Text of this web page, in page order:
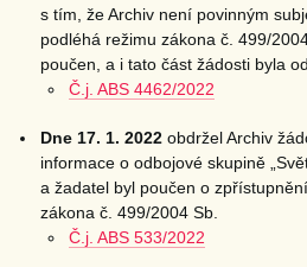
s tím, že Archiv není povinným
podléhá režimu zákona č. 499/
poučen, a i tato část žádosti byla
Č.j. ABS 4462/2022
Dne 17. 1. 2022obdržel Archiv
informace o odbojové skupině
a žadatel byl poučen o
zákona č. 499/2004 Sb.
Č.j. ABS 533/2022